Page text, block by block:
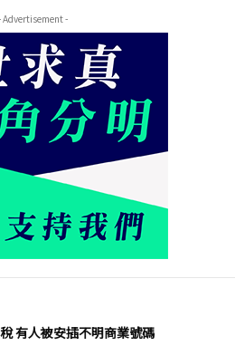
Advertisement -
有人被安插不明商業號碼